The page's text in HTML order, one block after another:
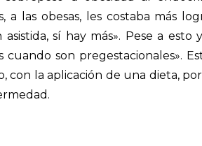
a las obesas, les costaba más
sí hay más». Pese a
cuando son pregestacionales».
con la aplicación de una dieta,